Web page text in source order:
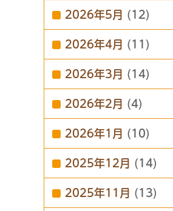
2026年5月 (12)
2026年4月 (11)
2026年3月 (14)
2026年2月 (4)
2026年1月 (10)
2025年12月 (14)
2025年11月 (13)